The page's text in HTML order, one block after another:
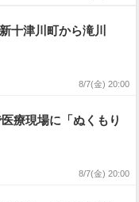
十津川町から滝川
8/7(金) 20:00
療現場に「ぬくもり
8/7(金) 20:00